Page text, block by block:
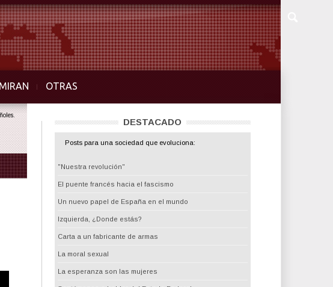
OTRAS
DESTACADO
Posts para una sociedad que evoluciona:
"Nuestra revolución"
El puente francés hacia el fascismo
Un nuevo papel de España en el mundo
Izquierda, ¿Donde estás?
Carta a un fabricante de armas
La moral sexual
La esperanza son las mujeres